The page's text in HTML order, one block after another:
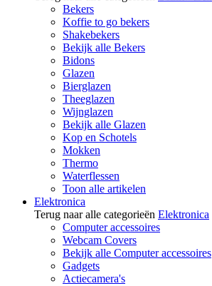
Bekers
Koffie to go bekers
Shakebekers
Bekijk alle Bekers
Bidons
Glazen
Bierglazen
Theeglazen
Wijnglazen
Bekijk alle Glazen
Kop en Schotels
Mokken
Thermo
Waterflessen
Toon alle artikelen
Elektronica
Terug naar alle categorieën Elektronica
Computer accessoires
Webcam Covers
Bekijk alle Computer accessoires
Gadgets
Actiecamera's